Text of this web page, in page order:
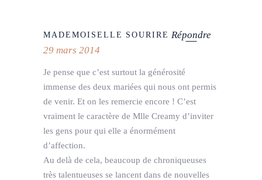
MADEMOISELLE SOURIRE Répondre
29 mars 2014
Je pense que c’est surtout la générosité
immense des deux mariées qui nous ont permis
de venir. Et on les remercie encore ! C’est
vraiment le caractère de Mlle Creamy d’inviter
les gens pour qui elle a énormément
d’affection.
Au delà de cela, beaucoup de chroniqueuses
très talentueuses se lancent dans de nouvelles